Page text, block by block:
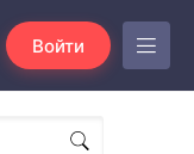
Войти